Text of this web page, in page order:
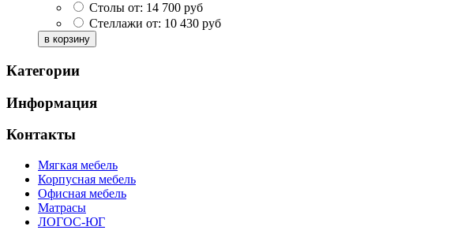
Столы от: 14 700 руб
Стеллажи от: 10 430 руб
Категории
Информация
Контакты
Мягкая мебель
Корпусная мебель
Офисная мебель
Матрасы
ЛОГОС-ЮГ